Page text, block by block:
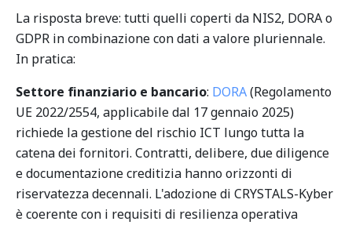
La risposta breve: tutti quelli coperti da NIS2, DORA o
GDPR in combinazione con dati a valore pluriennale.
In pratica:
Settore finanziario e bancario: DORA(Regolamento
UE 2022/2554, applicabile dal 17 gennaio 2025)
richiede la gestione del rischio ICT lungo tutta la
catena dei fornitori. Contratti, delibere, due diligence
e documentazione creditizia hanno orizzonti di
riservatezza decennali. L'adozione di CRYSTALS-Kyber
è coerente con i requisiti di resilienza operativa